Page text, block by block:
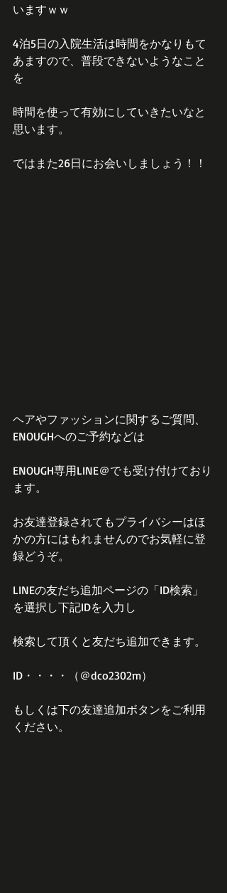
いますｗｗ
4泊5日の入院生活は時間をかなりもて
あますので、普段できないようなこと
を
時間を使って有効にしていきたいなと
思います。
ではまた26日にお会いしましょう！！
ヘアやファッションに関するご質問、
ENOUGHへのご予約などは
ENOUGH専用LINE＠でも受け付けており
ます。
お友達登録されてもプライバシーはほ
かの方にはもれませんのでお気軽に登
録どうぞ。
LINEの友だち追加ページの「ID検索」
を選択し下記IDを入力し
検索して頂くと友だち追加できます。
ID・・・・（＠dco2302m）
もしくは下の友達追加ボタンをご利用
ください。